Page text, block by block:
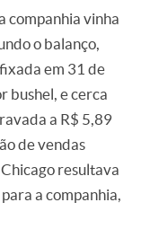
companhia vinha
o balanço,
em 31 de
bushel, e cerca
a R$ 5,89
de vendas
resultava
a companhia,